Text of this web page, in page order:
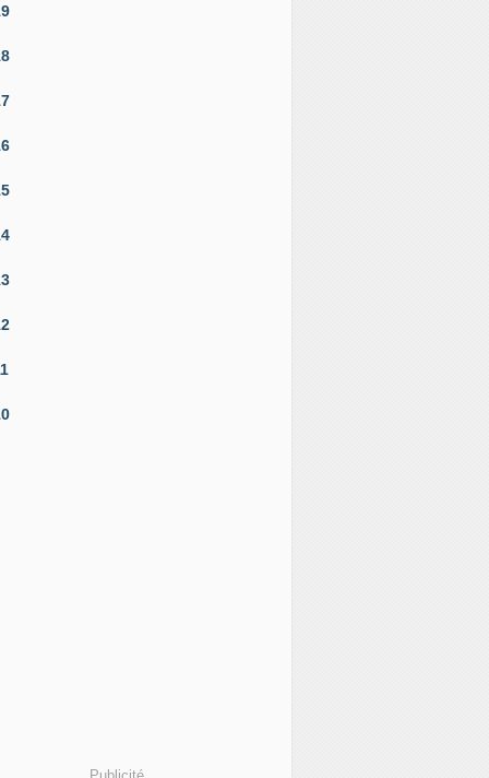
Publicité